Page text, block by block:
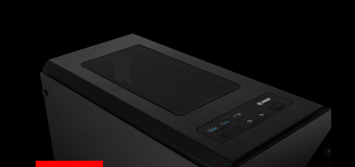
stets Höchstleistung erbringen..